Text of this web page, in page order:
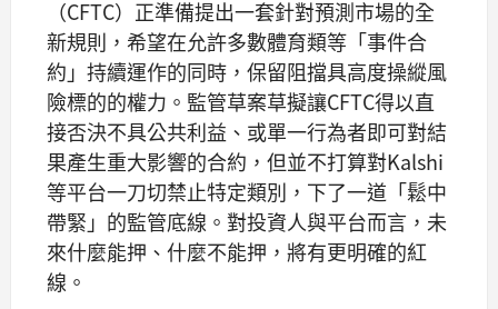
（CFTC）正準備提出一套針對預測市場的全
新規則，希望在允許多數體育類等「事件合
約」持續運作的同時，保留阻擋具高度操縱風
險標的的權力。監管草案草擬讓CFTC得以直
接否決不具公共利益、或單一行為者即可對結
果產生重大影響的合約，但並不打算對Kalshi
等平台一刀切禁止特定類別，下了一道「鬆中
帶緊」的監管底線。對投資人與平台而言，未
來什麼能押、什麼不能押，將有更明確的紅
線。